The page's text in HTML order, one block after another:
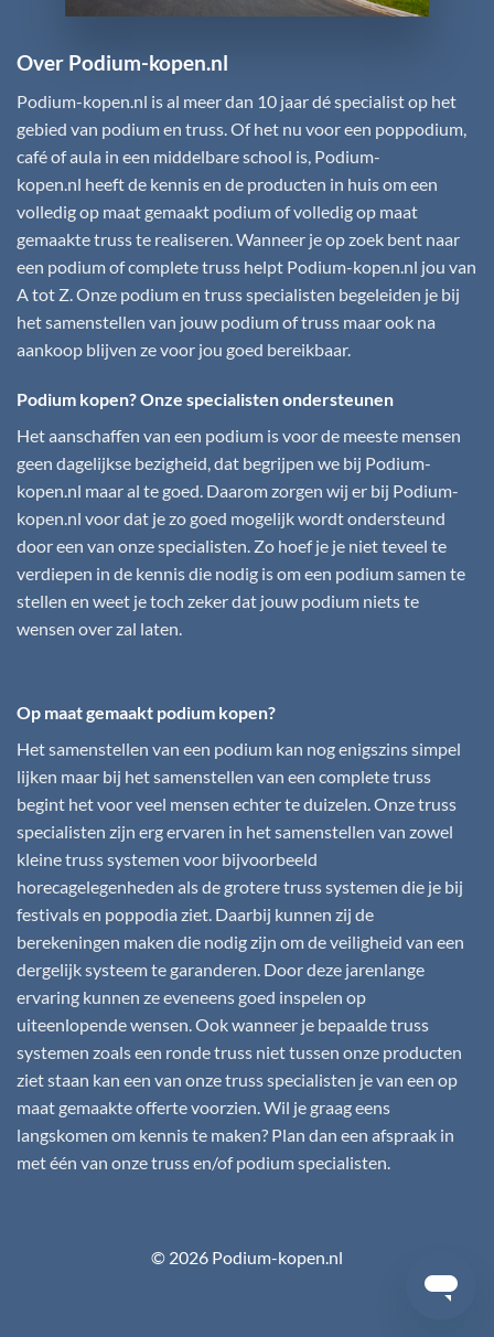
Over Podium-kopen.nl
Podium-kopen.nl is al meer dan 10 jaar dé specialist op het
gebied van podium en truss. Of het nu voor een poppodium,
café of aula in een middelbare school is, Podium-
kopen.nl heeft de kennis en de producten in huis om een
volledig op maat gemaakt podium of volledig op maat
gemaakte truss te realiseren. Wanneer je op zoek bent naar
een podium of complete truss helpt Podium-kopen.nl jou van
A tot Z. Onze podium en truss specialisten begeleiden je bij
het samenstellen van jouw podium of truss maar ook na
aankoop blijven ze voor jou goed bereikbaar.
Podium kopen? Onze specialisten ondersteunen
Het aanschaffen van een podium is voor de meeste mensen
geen dagelijkse bezigheid, dat begrijpen we bij Podium-
kopen.nl maar al te goed. Daarom zorgen wij er bij Podium-
kopen.nl voor dat je zo goed mogelijk wordt ondersteund
door een van onze specialisten. Zo hoef je je niet teveel te
verdiepen in de kennis die nodig is om een podium samen te
stellen en weet je toch zeker dat jouw podium niets te
wensen over zal laten.
Op maat gemaakt podium kopen?
Het samenstellen van een podium kan nog enigszins simpel
lijken maar bij het samenstellen van een complete truss
begint het voor veel mensen echter te duizelen. Onze truss
specialisten zijn erg ervaren in het samenstellen van zowel
kleine truss systemen voor bijvoorbeeld
horecagelegenheden als de grotere truss systemen die je bij
festivals en poppodia ziet. Daarbij kunnen zij de
berekeningen maken die nodig zijn om de veiligheid van een
dergelijk systeem te garanderen. Door deze jarenlange
ervaring kunnen ze eveneens goed inspelen op
uiteenlopende wensen. Ook wanneer je bepaalde truss
systemen zoals een ronde truss niet tussen onze producten
ziet staan kan een van onze truss specialisten je van een op
maat gemaakte offerte voorzien. Wil je graag eens
langskomen om kennis te maken? Plan dan een afspraak in
met één van onze truss en/of podium specialisten.
© 2026 Podium-kopen.nl